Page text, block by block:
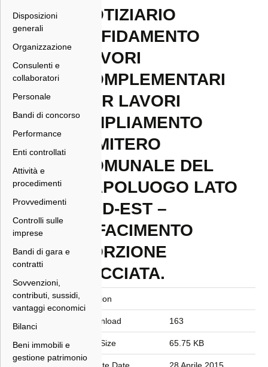
Disposizioni
generali
Organizzazione
Consulenti e
collaboratori
Personale
Bandi di concorso
Performance
Enti controllati
Attività e
procedimenti
Provvedimenti
Controlli sulle
imprese
Bandi di gara e
contratti
Sovvenzioni,
contributi, sussidi,
vantaggi economici
Bilanci
Beni immobili e
gestione patrimonio
NOTIZIARIO
AFFIDAMENTO
LAVORI
COMPLEMENTARI
PER LAVORI
AMPLIAMENTO
CIMITERO
COMUNALE DEL
CAPOLUOGO LATO
SUD-EST –
RIFACIMENTO
PORZIONE
FACCIATA.
Version
Download 163
File Size 65.75 KB